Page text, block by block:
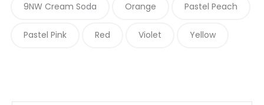
9NW Cream Soda Orange Pastel Peach
Pastel Pink Red Violet Yellow